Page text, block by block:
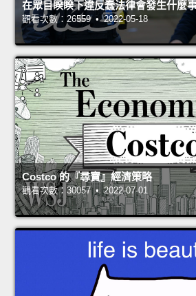
在眾目睽睽下違反蠢法律會發生什麼
觀看次數：26559 • 2022-05-18
Costco 的『尋寶』經濟策略
觀看次數：30057 • 2022-07-01